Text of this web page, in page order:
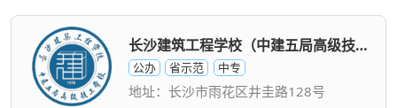
长沙建筑工程学校（中建五局高级技工学校）
公办 省示范 中专
地址：长沙市雨花区井圭路128号